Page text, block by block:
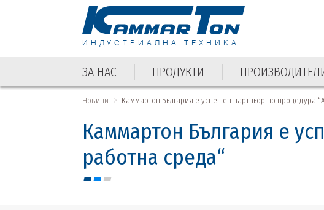
ИНДУСТРИАЛНА ТЕХНИКА
ЗА НАС ПРОДУКТИ
Новини Каммартон България е успешен партньор по процедура
Каммартон България е
работна среда“